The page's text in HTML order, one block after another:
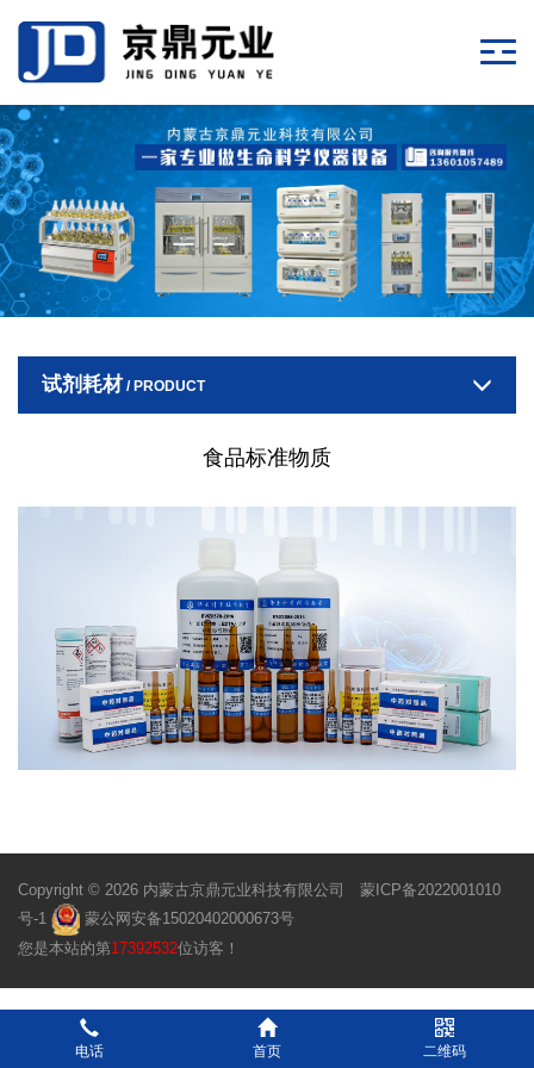
试剂耗材 / PRODUCT
食品标准物质
Copyright © 2026 内蒙古京鼎元业科技有限公司 蒙ICP备2022001010
号-1
蒙公网安备15020402000673号
您是本站的第17392532位访客！
电话 首页 二维码